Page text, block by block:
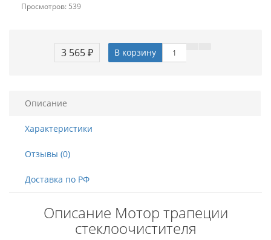
Просмотров: 539
3 565 ₽ В корзину
Описание
Характеристики
Отзывы (0)
Доставка по РФ
Описание Мотор трапеции
стеклоочистителя